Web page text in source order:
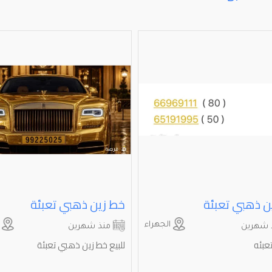
ذهبي تعبئة
الجهراء شهرين
خط زين ذهبي تعبئة
منذ شهرين
للبيع خط زين ذهبي تعبئة